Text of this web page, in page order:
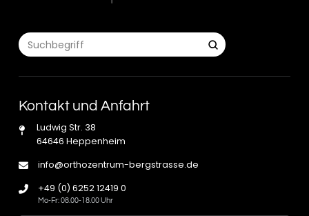
Search Submit
Kontakt und Anfahrt
Ludwig Str. 38
64646 Heppenheim
info@orthozentrum-bergstrasse.de
+49 (0) 6252 12419 0
Mo-Fr: 08.00-18.00 Uhr